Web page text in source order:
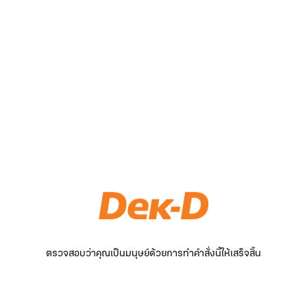
ตรวจสอบว่าคุณเป็นมนุษย์ด้วยการทำคำสั่งนี้ให้เสร็จสิ้น